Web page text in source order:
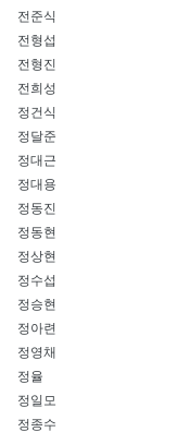
전준식
전형섭
전형진
전희성
정건식
정달준
정대근
정대용
정동진
정동현
정상현
정수섭
정승현
정아련
정영채
정율
정일모
정종수